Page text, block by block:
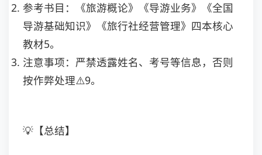
参考书目：《旅游概论》《导游业务》《全国
导游基础知识》《旅行社经营管理》四本核心
教材5。
注意事项：严禁透露姓名、考号等信息，否则
按作弊处理⚠️9。
💡【总结】